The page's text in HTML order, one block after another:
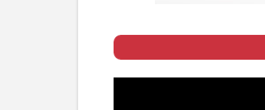
Page 1 ー 「亡くなった